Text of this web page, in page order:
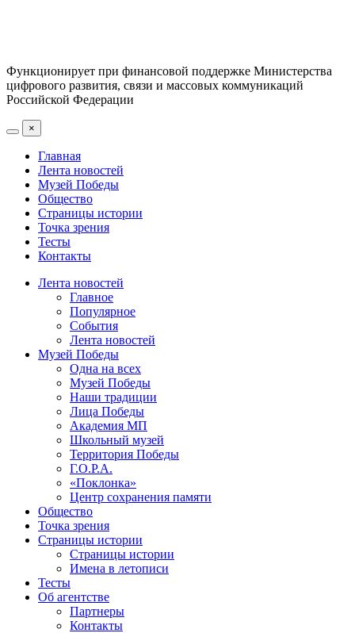
Функционирует при финансовой поддержке Министерства
цифрового развития, связи и массовых коммуникаций
Российской Федерации
×
Главная
Лента новостей
Музей Победы
Общество
Страницы истории
Точка зрения
Тесты
Контакты
Лента новостей
Главное
Популярное
События
Лента новостей
Музей Победы
Одна на всех
Музей Победы
Наши традиции
Лица Победы
Академия МП
Школьный музей
Территория Победы
Г.О.Р.А.
«Поклонка»
Центр сохранения памяти
Общество
Точка зрения
Страницы истории
Страницы истории
Имена в летописи
Тесты
Об агентстве
Партнеры
Контакты